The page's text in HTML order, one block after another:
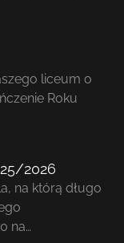
liceum o
Roku
2026
na którą długo
na…